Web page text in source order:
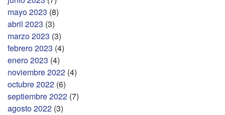
mayo 2023 (8)
abril 2023 (3)
marzo 2023 (3)
febrero 2023 (4)
enero 2023 (4)
noviembre 2022 (4)
octubre 2022 (6)
septiembre 2022 (7)
agosto 2022 (3)